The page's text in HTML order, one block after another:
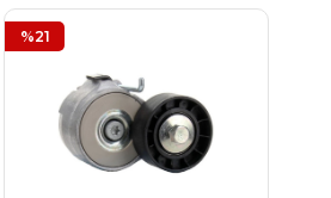
%21